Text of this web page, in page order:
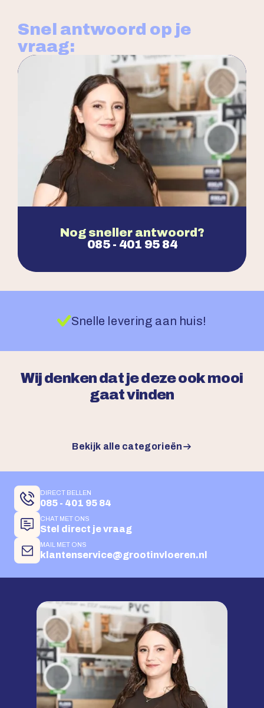
Snel antwoord op je
vraag:
Nog sneller antwoord?
085 - 401 95 84
Snelle levering aan huis!
Wij denken dat je deze ook mooi
gaat vinden
Bekijk alle categorieën
DIRECT BELLEN
085 - 401 95 84
CHAT MET ONS
Stel direct je vraag
MAIL MET ONS
klantenservice@grootinvloeren.nl